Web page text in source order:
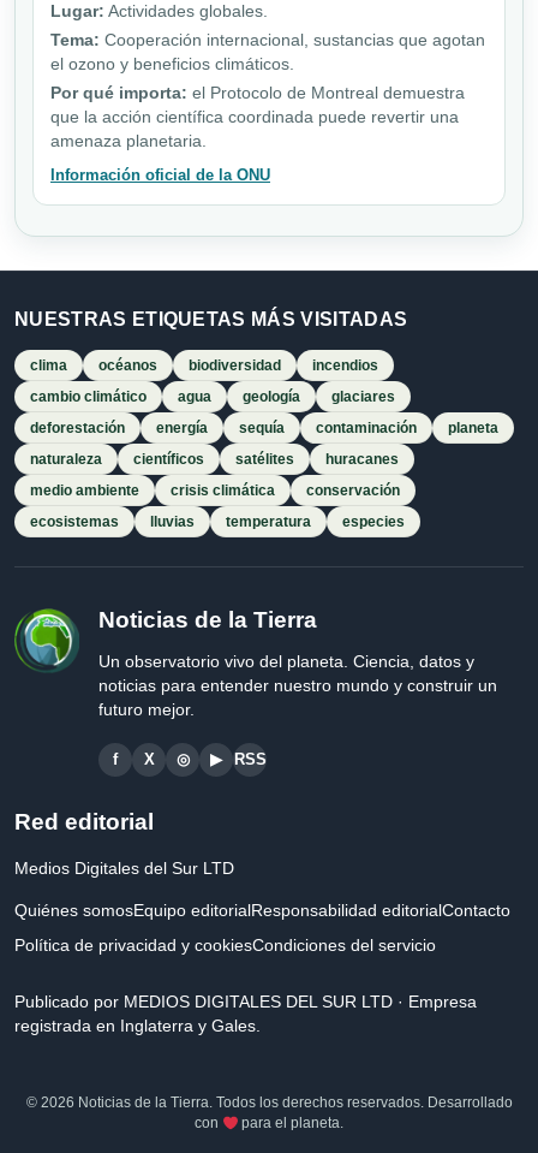
Lugar: Actividades globales.
Tema: Cooperación internacional, sustancias que agotan
el ozono y beneficios climáticos.
Por qué importa: el Protocolo de Montreal demuestra
que la acción científica coordinada puede revertir una
amenaza planetaria.
Información oficial de la ONU
NUESTRAS ETIQUETAS MÁS VISITADAS
clima océanos biodiversidad
incendios
cambio climático
agua geología
glaciares
deforestación
energía sequía contaminación
planeta
naturaleza
científicos satélites
huracanes
medio ambiente
crisis climática
conservación
ecosistemas
lluvias temperatura especies
Noticias de la Tierra
Un observatorio vivo del planeta. Ciencia, datos y
noticias para entender nuestro mundo y construir un
futuro mejor.
f X ◎ ▶ RSS
Red editorial
Medios Digitales del Sur LTD
Quiénes somosEquipo editorialResponsabilidad editorialContacto
Política de privacidad y cookiesCondiciones del servicio
Publicado por MEDIOS DIGITALES DEL SUR LTD · Empresa
registrada en Inglaterra y Gales.
© 2026 Noticias de la Tierra. Todos los derechos reservados. Desarrollado
con
para el planeta.